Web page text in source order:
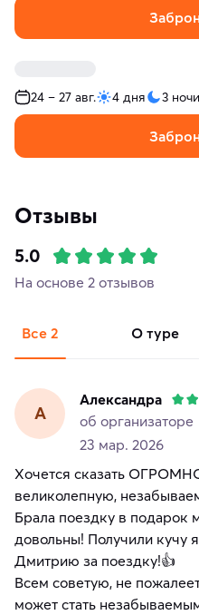
24 – 27 авг. 4 дня 3 ночи
Отзывы
5.0
На основе 2 отзывов
Все 2 о туре
А
Александра
об организаторе
23 мар. 2026
Хочется сказать
великолепную,
Брала поездку в подарок
довольны! Получили кучу
Дмитрию за поездку!👍
Всем советую, не
может стать